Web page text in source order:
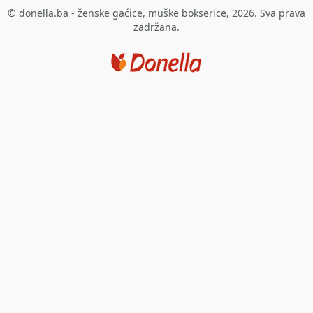
© donella.ba - ženske gaćice, muške bokserice, 2026. Sva prava
zadržana.